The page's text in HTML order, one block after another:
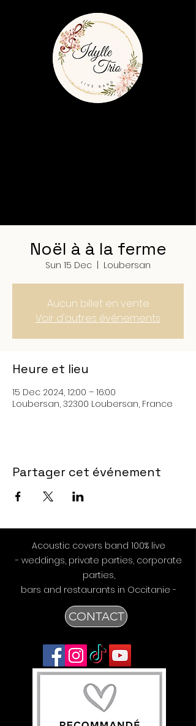
Noël à à la ferme
Sun 15 Dec Loubersan
Aucun billet en vente
Voir d'autres événements
Heure et lieu
15 Dec 2024, 12:00 – 16:00
Loubersan, 32300 Loubersan, France
Partager cet événement
Acoustic covers band 100% live
- weddings, private parties, corporate
parties,
bars and restaurants in Occitanie -
CONTACT